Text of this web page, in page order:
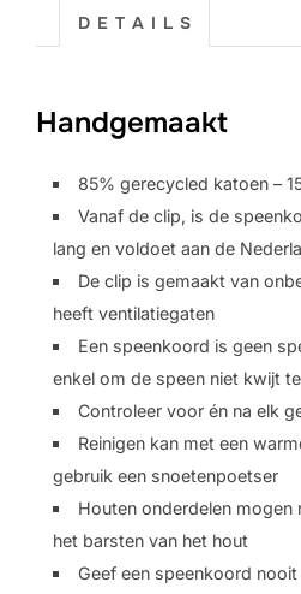
Koraal
aantal
D E T A I L S
Handgemaakt
85% gerecycled katoen –
Vanaf de clip, is de
lang en voldoet aan de
De clip is gemaakt van
heeft ventilatiegaten
Een speenkoord is geen
enkel om de speen niet kwijt
Controleer voor én na elk
Reinigen kan met een
gebruik een snoetenpoetser
Houten onderdelen mogen
het barsten van het hout
Geef een speenkoord